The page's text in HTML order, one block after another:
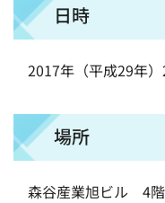
日時
2017年（平成29年
場所
森谷産業旭ビル 4